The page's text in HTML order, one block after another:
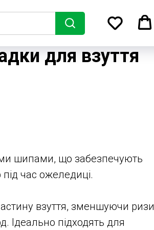
для взуття
шипами, що забезпечують
час ожеледиці.
взуття, зменшуючи
Ідеально підходять для